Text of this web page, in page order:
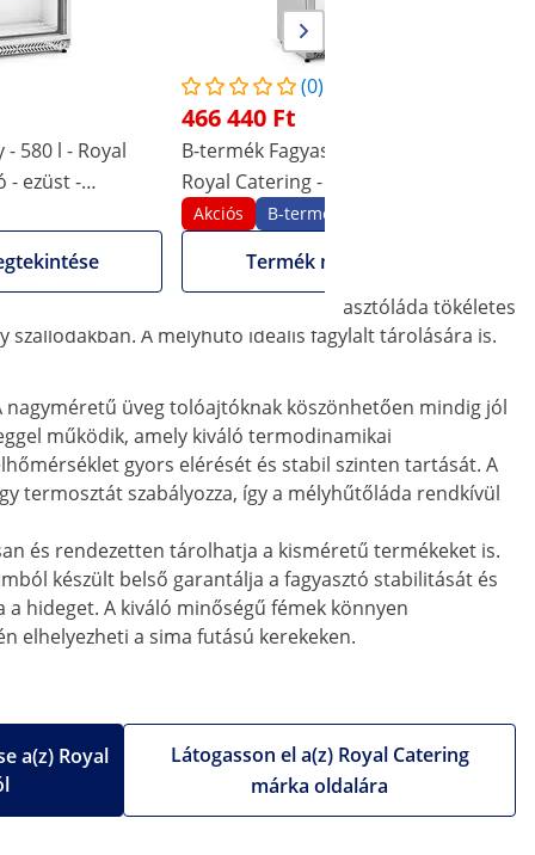
- 580 l - Royal
- ezüst -
(0)
466 440 Ft
B-termék Fagyasztószekrény - 580 l -
Royal Catering - üvegajtó - Ezüst -
hűtőközeg R290
Akciós B-termékek
Termék megtekintése
és üveg tolóajtókkal felszerelt fagyasztóláda tökéletes
A mélyhűtő ideális fagylalt tárolására is.
nagyméretű üveg tolóajtóknak köszönhetően mindig jól
működik, amely kiváló termodinamikai
gyors elérését és stabil szinten tartását. A
termosztát szabályozza, így a mélyhűtőláda rendkívül
és rendezetten tárolhatja a kisméretű termékeket is.
készült belső garantálja a fagyasztó stabilitását és
hideget. A kiváló minőségű fémek könnyen
elhelyezheti a sima futású kerekeken.
Látogasson el a(z) Royal Catering
márka oldalára
a(z) Royal